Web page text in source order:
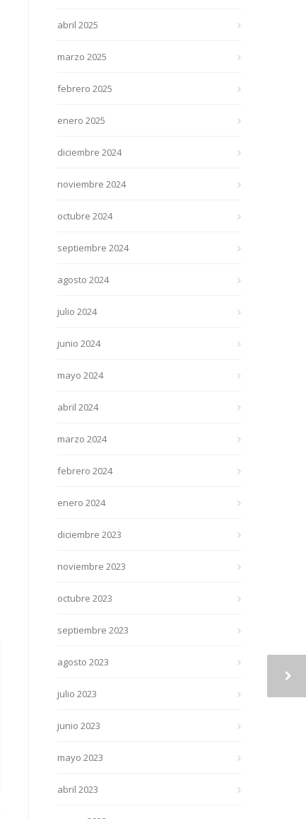
abril 2025
marzo 2025
febrero 2025
enero 2025
diciembre 2024
noviembre 2024
octubre 2024
septiembre 2024
agosto 2024
julio 2024
junio 2024
mayo 2024
abril 2024
marzo 2024
febrero 2024
enero 2024
diciembre 2023
noviembre 2023
octubre 2023
septiembre 2023
agosto 2023
julio 2023
junio 2023
mayo 2023
abril 2023